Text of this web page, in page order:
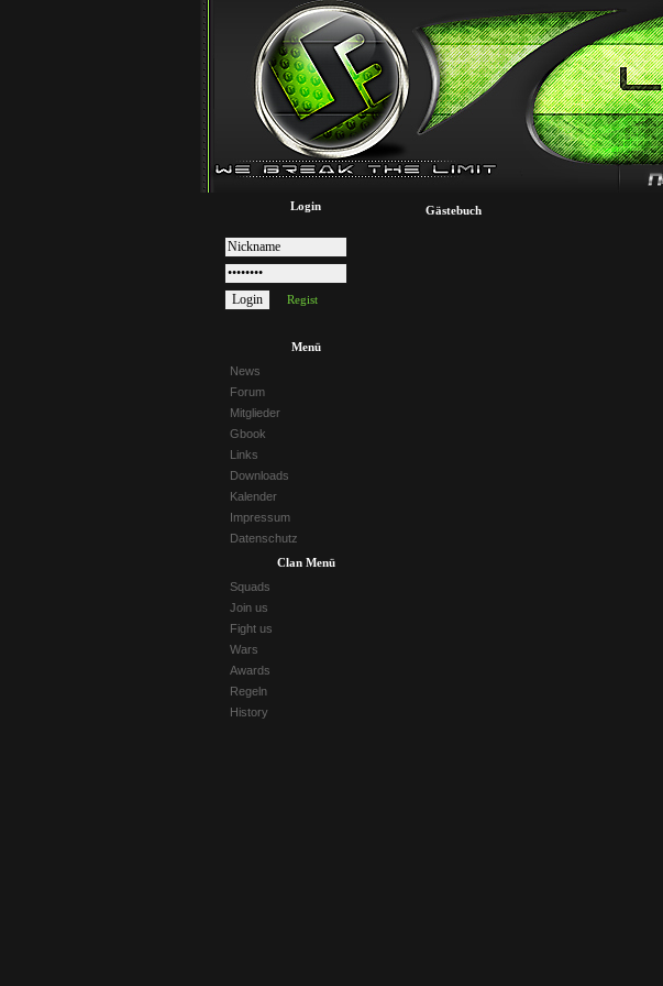
Login
Regist
Menü
News
Forum
Mitglieder
Gbook
Links
Downloads
Kalender
Impressum
Datenschutz
Clan Menü
Squads
Join us
Fight us
Wars
Awards
Regeln
History
Gästebuch